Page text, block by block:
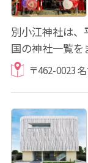
別小江神社は
国の神社一覧
る式内宮で、織
〒462-0023